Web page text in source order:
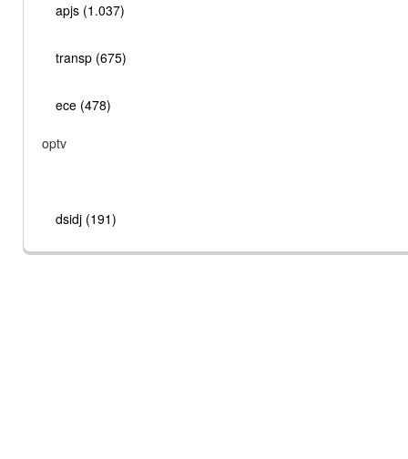
apjs (1.037)
transp (675)
ece (478)
optv
dsidj (191)